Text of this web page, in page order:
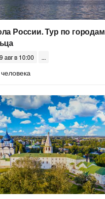
России. Тур по городам
авг в 10:00